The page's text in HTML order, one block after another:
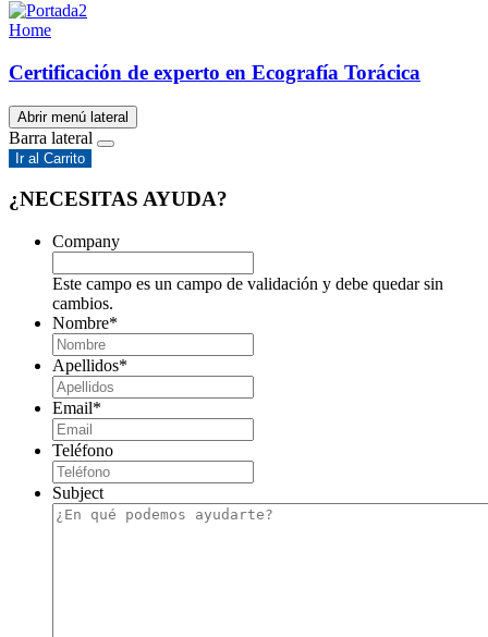
Home
Certificación de experto en Ecografía Torácica
Abrir menú lateral
Barra lateral
Ir al Carrito
¿NECESITAS AYUDA?
Company
Este campo es un campo de validación y debe quedar sin
cambios.
Nombre*
Apellidos*
Email*
Teléfono
Subject